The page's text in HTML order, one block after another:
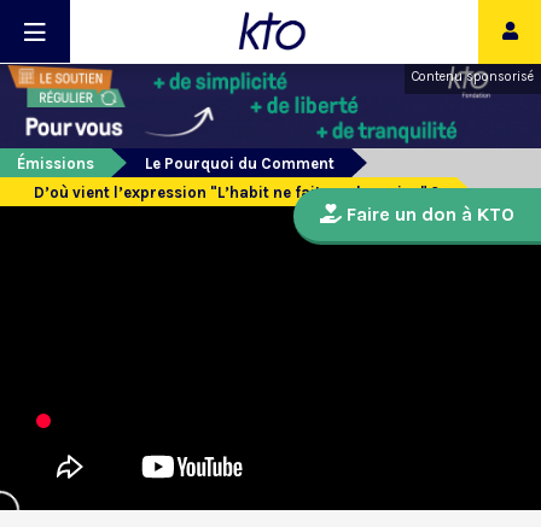
Contenu sponsorisé
Émissions
Le Pourquoi du Comment
D’où vient l’expression "L’habit ne fait pas le moine" ?
Faire un don à KTO